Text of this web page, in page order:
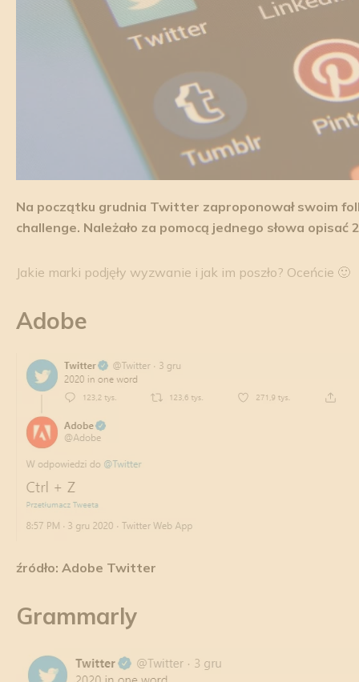
Na początku grudnia Twitter zaproponował swoim
challenge. Należało za pomocą jednego słowa opisać
Jakie marki podjęły wyzwanie i jak im poszło? Oceńcie 🙂
Adobe
źródło: Adobe Twitter
Grammarly